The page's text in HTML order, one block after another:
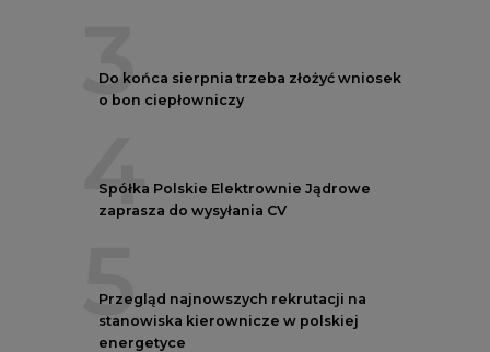
3
Do końca sierpnia trzeba złożyć wniosek
o bon ciepłowniczy
4
Spółka Polskie Elektrownie Jądrowe
zaprasza do wysyłania CV
5
Przegląd najnowszych rekrutacji na
stanowiska kierownicze w polskiej
energetyce